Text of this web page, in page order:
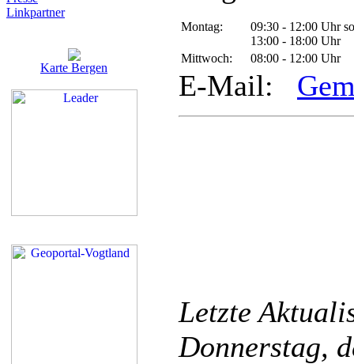
Linkpartner
Karte Bergen
Montag:
09:30 - 12:00 Uhr
13:00 - 18:00 Uhr
Mittwoch:
08:00 - 12:00 Uhr
E-Mail:
Letzte
Donnerstag,